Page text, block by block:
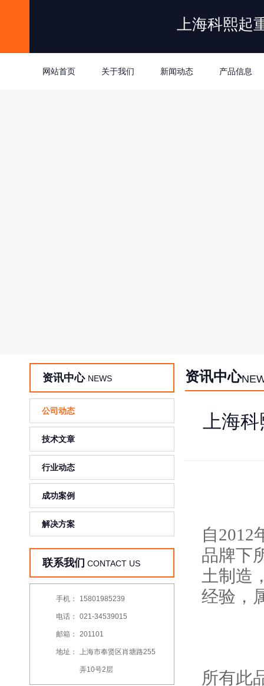
上海科熙起
网站首页 关于我们 新闻动态 产品信息
资讯中心 NEWS
公司动态
技术文章
行业动态
成功案例
解决方案
联系我们 CONTACT US
手机： 15801985239
电话： 021-34539015
邮箱： 201101
地址： 上海市奉贤区肖塘路255
弄10号2层
资讯中心
上海
自2012
品牌下
土制造
经验，
所有此